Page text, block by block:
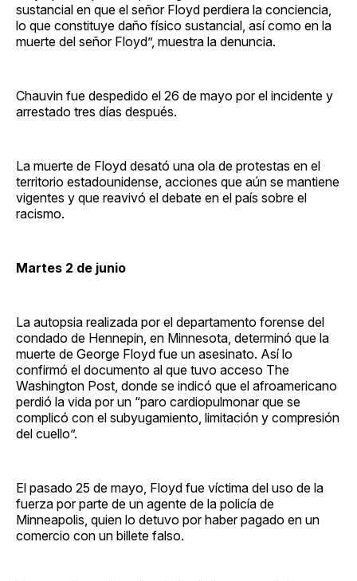
sustancial en que el señor Floyd perdiera la conciencia,
lo que constituye daño físico sustancial, así como en la
muerte del señor Floyd”, muestra la denuncia.
Chauvin fue despedido el 26 de mayo por el incidente y
arrestado tres días después.
La muerte de Floyd desató una ola de protestas en el
territorio estadounidense, acciones que aún se mantiene
vigentes y que reavivó el debate en el país sobre el
racismo.
Martes 2 de junio
La autopsia realizada por el departamento forense del
condado de Hennepin, en Minnesota, determinó que la
muerte de George Floyd fue un asesinato. Así lo
confirmó el documento al que tuvo acceso The
Washington Post, donde se indicó que el afroamericano
perdió la vida por un “paro cardiopulmonar que se
complicó con el subyugamiento, limitación y compresión
del cuello”.
El pasado 25 de mayo, Floyd fue víctima del uso de la
fuerza por parte de un agente de la policía de
Minneapolis, quien lo detuvo por haber pagado en un
comercio con un billete falso.